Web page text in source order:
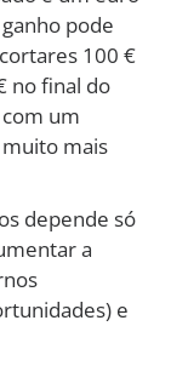
pode
100 €
no final do
um
mais
depende só
a
e